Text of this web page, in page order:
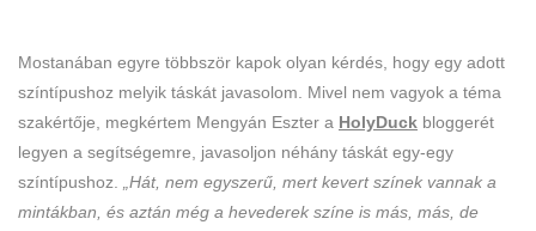
Mostanában egyre többször kapok olyan kérdés, hogy egy adott
színtípushoz melyik táskát javasolom. Mivel nem vagyok a téma
szakértője, megkértem Mengyán Eszter a HolyDuck bloggerét
legyen a segítségemre, javasoljon néhány táskát egy-egy
színtípushoz.
„Hát, nem egyszerű, mert kevert színek vannak a
mintákban, és aztán még a hevederek színe is más, más, de